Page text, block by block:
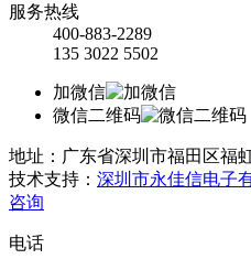
服务热线
400-883-2289
135 3022 5502
加微信
微信二维码
地址：广东省深圳市福田区福
技术支持： 深圳市永佳信电子
咨询
电话